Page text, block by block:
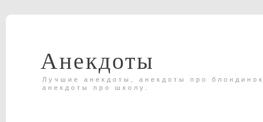
Анекдоты
Лучшие анекдоты, анекдоты про
анекдоты про школу.